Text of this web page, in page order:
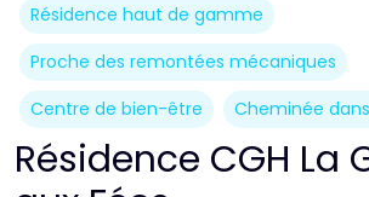
Résidence haut de gamme
Proche des remontées mécaniques
Centre de bien-être
Cheminée
Résidence CGH La